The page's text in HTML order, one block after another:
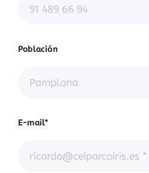
Población
E-mail*